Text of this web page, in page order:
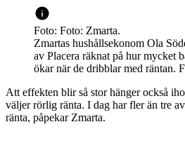
Foto: Foto: Zmarta.
Zmartas hushållsekonom Ola
av Placera räknat på hur mycket
ökar när de dribblar med räntan.
Att effekten blir så stor hänger också
väljer rörlig ränta. I dag har fler än tre
ränta, påpekar Zmarta.